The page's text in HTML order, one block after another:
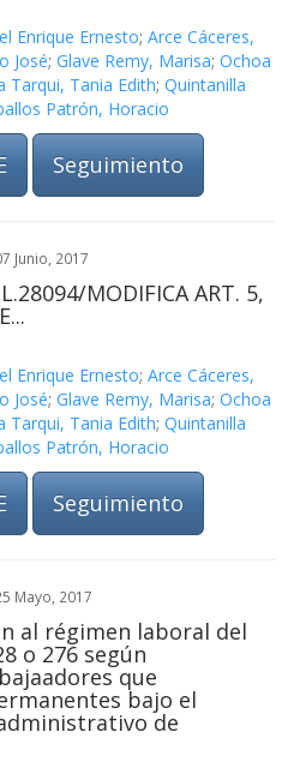
Enrique Ernesto; Arce Cáceres,
José; Glave Remy, Marisa; Ochoa
Tarqui, Tania Edith; Quintanilla
Patrón, Horacio
Seguimiento
Junio, 2017
MODIFICA ART. 5,
Enrique Ernesto; Arce Cáceres,
José; Glave Remy, Marisa; Ochoa
Tarqui, Tania Edith; Quintanilla
Patrón, Horacio
Seguimiento
Mayo, 2017
al régimen laboral del
o 276 según
que
bajo el
de